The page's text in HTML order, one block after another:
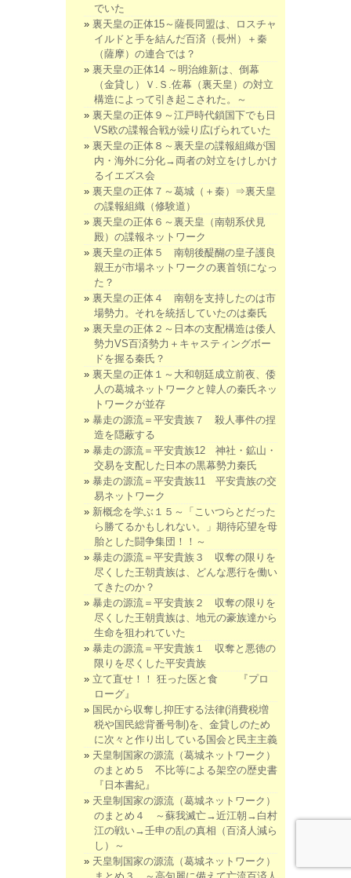
でいた
裏天皇の正体15～薩長同盟は、ロスチャ
イルドと手を結んだ百済（長州）＋秦
（薩摩）の連合では？
裏天皇の正体14 ～明治維新は、倒幕
（金貸し）Ｖ.Ｓ.佐幕（裏天皇）の対立
構造によって引き起こされた。～
裏天皇の正体９～江戸時代鎖国下でも日
VS欧の諜報合戦が繰り広げられていた
裏天皇の正体８～裏天皇の諜報組織が国
内・海外に分化→両者の対立をけしかけ
るイエズス会
裏天皇の正体７～葛城（＋秦）⇒裏天皇
の諜報組織（修験道）
裏天皇の正体６～裏天皇（南朝系伏見
殿）の諜報ネットワーク
裏天皇の正体５ 南朝後醍醐の皇子護良
親王が市場ネットワークの裏首領になっ
た？
裏天皇の正体４ 南朝を支持したのは市
場勢力。それを統括していたのは秦氏
裏天皇の正体２～日本の支配構造は倭人
勢力VS百済勢力＋キャスティングボー
ドを握る秦氏？
裏天皇の正体１～大和朝廷成立前夜、倭
人の葛城ネットワークと韓人の秦氏ネッ
トワークが並存
暴走の源流＝平安貴族７ 殺人事件の捏
造を隠蔽する
暴走の源流＝平安貴族12 神社・鉱山・
交易を支配した日本の黒幕勢力秦氏
暴走の源流＝平安貴族11 平安貴族の交
易ネットワーク
新概念を学ぶ１５～「こいつらとだった
ら勝てるかもしれない。」期待応望を母
胎とした闘争集団！！～
暴走の源流＝平安貴族３ 収奪の限りを
尽くした王朝貴族は、どんな悪行を働い
てきたのか？
暴走の源流＝平安貴族２ 収奪の限りを
尽くした王朝貴族は、地元の豪族達から
生命を狙われていた
暴走の源流＝平安貴族１ 収奪と悪徳の
限りを尽くした平安貴族
立て直せ！！ 狂った医と食 『プロ
ローグ』
国民から収奪し抑圧する法律(消費税増
税や国民総背番号制)を、金貸しのため
に次々と作り出している国会と民主主義
天皇制国家の源流（葛城ネットワーク）
のまとめ５ 不比等による架空の歴史書
『日本書紀』
天皇制国家の源流（葛城ネットワーク）
のまとめ４ ～蘇我滅亡→近江朝→白村
江の戦い→壬申の乱の真相（百済人減ら
し）～
天皇制国家の源流（葛城ネットワーク）